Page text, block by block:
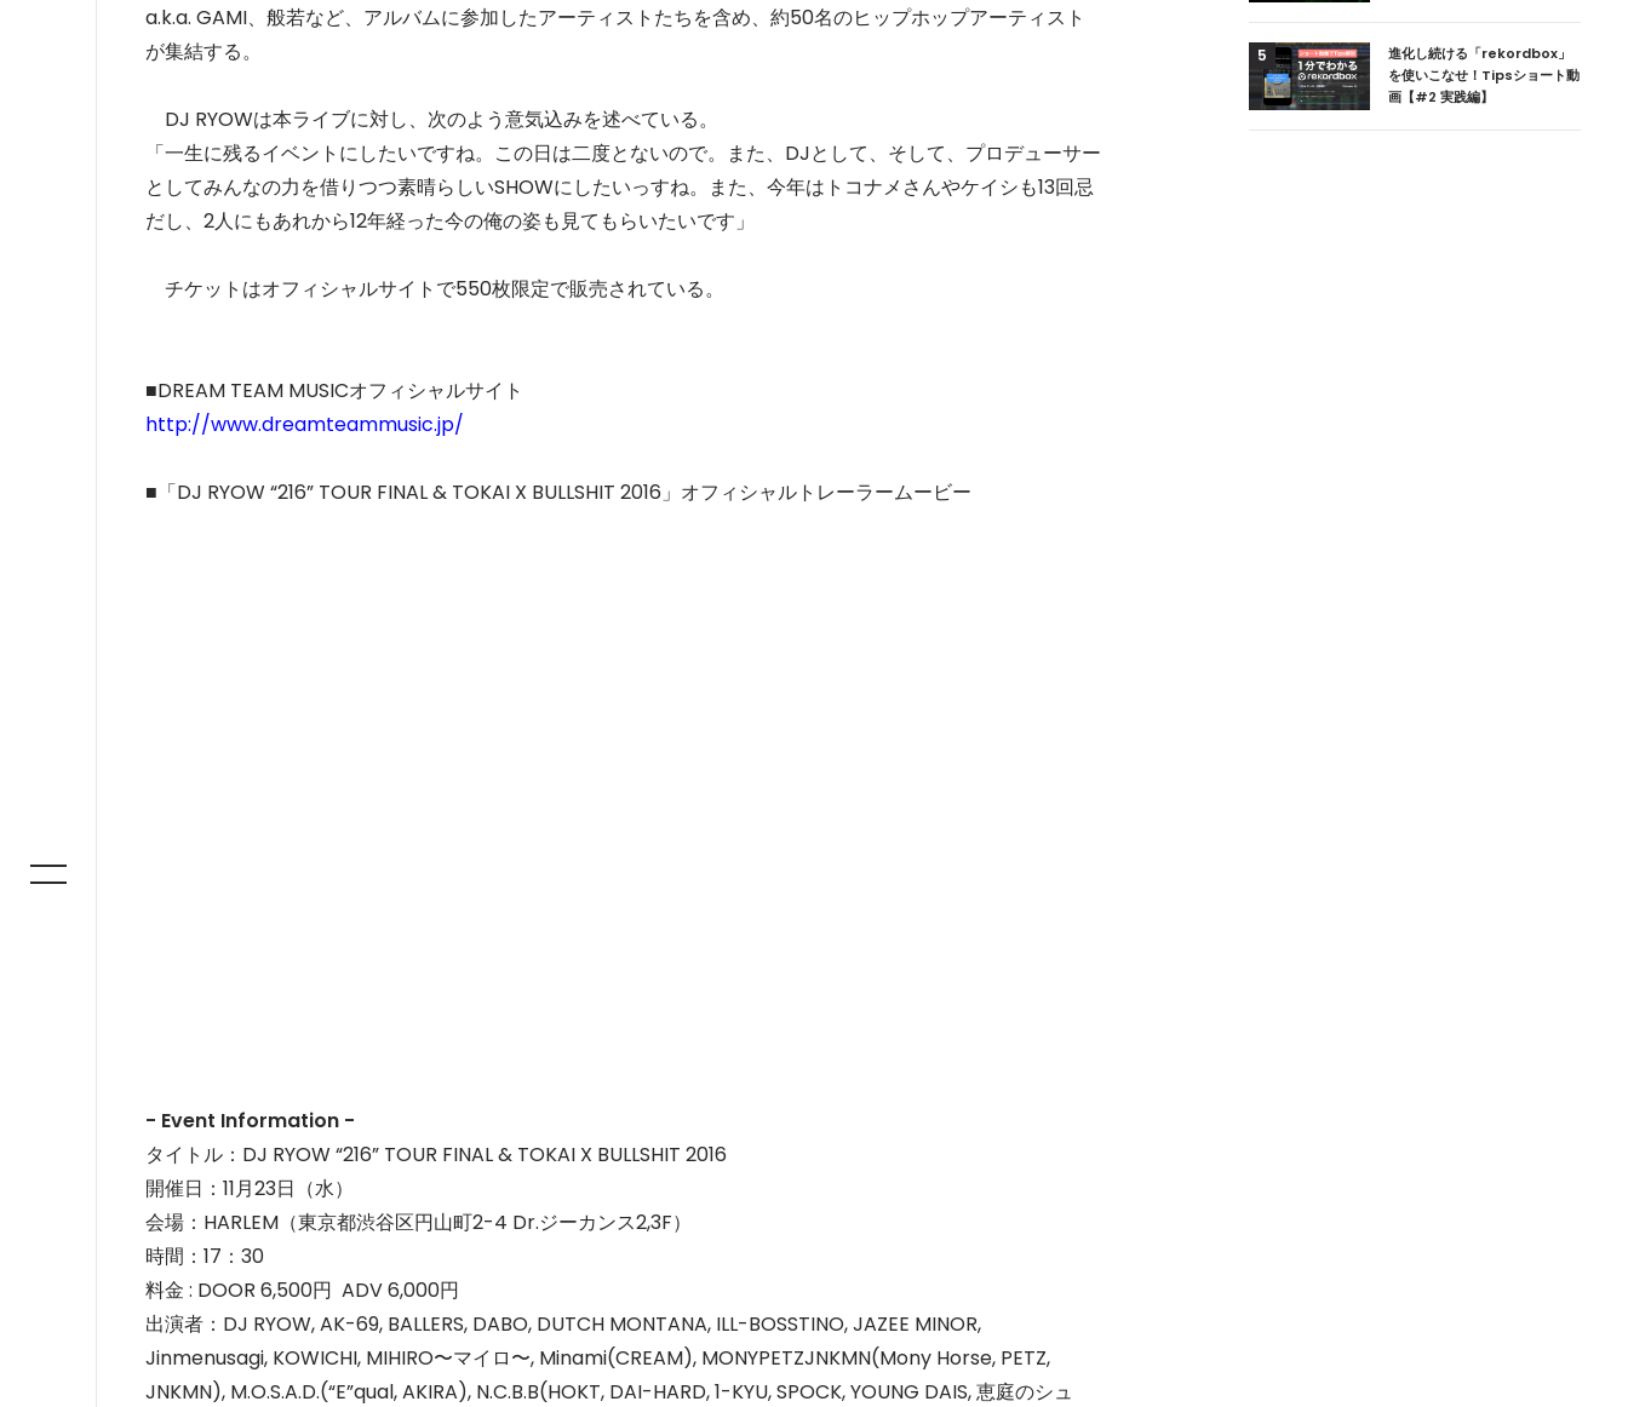
a.k.a. GAMI、般若など、アルバムに参加したアーティストたちを含め、約50名のヒップホップアーティスト
が集結する。
DJ RYOWは本ライブに対し、次のよう意気込みを述べている。
「一生に残るイベントにしたいですね。この日は二度とないので。また、DJとして、そして、プロデューサー
としてみんなの力を借りつつ素晴らしいSHOWにしたいっすね。また、今年はトコナメさんやケイシも13回忌
だし、2人にもあれから12年経った今の俺の姿も見てもらいたいです」
チケットはオフィシャルサイトで550枚限定で販売されている。
■DREAM TEAM MUSICオフィシャルサイト
http://www.dreamteammusic.jp/
■「DJ RYOW “216” TOUR FINAL & TOKAI X BULLSHIT 2016」オフィシャルトレーラームービー
- Event Information -
タイトル：DJ RYOW “216” TOUR FINAL & TOKAI X BULLSHIT 2016
開催日：11月23日（水）
会場：HARLEM（東京都渋谷区円山町2-4 Dr.ジーカンス2,3F）
時間：17：30
料金 : DOOR 6,500円 ADV 6,000円
出演者：DJ RYOW, AK-69, BALLERS, DABO, DUTCH MONTANA, ILL-BOSSTINO, JAZEE MINOR,
Jinmenusagi, KOWICHI, MIHIRO〜マイロ〜, Minami(CREAM), MONYPETZJNKMN(Mony Horse, PETZ,
JNKMN), M.O.S.A.D.(“E”qual, AKIRA), N.C.B.B(HOKT, DAI-HARD, 1-KYU, SPOCK, YOUNG DAIS, 恵庭のシュ
5
進化し続ける「rekordbox」
を使いこなせ！Tipsショート動
画【#2 実践編】